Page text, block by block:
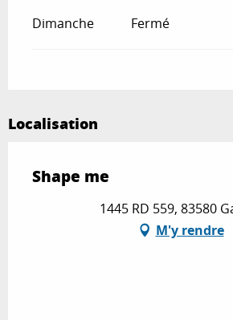
Dimanche Fermé
Localisation
Shape me
1445 RD 559, 83580
M'y rendre